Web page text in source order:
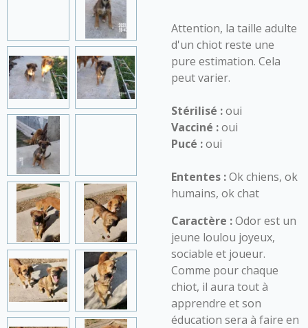
Attention, la taille adulte
d'un chiot reste une
pure estimation. Cela
peut varier.
Stérilisé :oui
Vacciné :oui
Pucé :oui
Ententes :Ok chiens, ok
humains, ok chat
Caractère :Odor est un
jeune loulou joyeux,
sociable et joueur.
Comme pour chaque
chiot, il aura tout à
apprendre et son
éducation sera à faire en